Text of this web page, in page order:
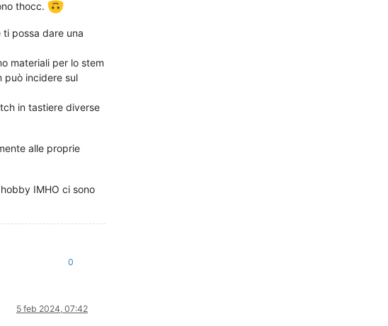
thocc.
possa dare una
materiali per lo stem
può incidere sul
in tastiere diverse
alle proprie
IMHO ci sono
0
5 feb 2024, 07:42